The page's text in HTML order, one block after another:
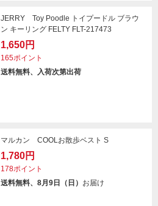
JERRY Toy Poodle トイプードル ブラウ
ン キーリング FELTY FLT-217473
1,650円
165ポイント
送料無料、入荷次第出荷
マルカン COOLお散歩ベスト S
1,780円
178ポイント
送料無料、8月9日（日） お届け